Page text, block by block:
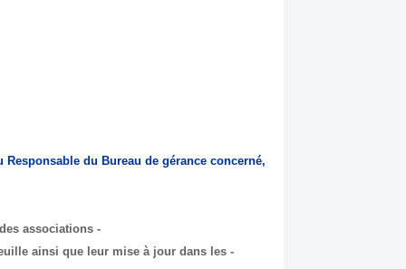
du Bureau de gérance concerné,
- assurer un service clientèle de qualité auprès des locataires et des associations;
ainsi que leur mise à jour dans les